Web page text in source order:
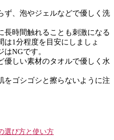
ず、泡やジェルなどで優しく洗
長時間触れることも刺激になる
1分程度を目安にしましょ
NGです。
優しい素材のタオルで優しく水
をゴシゴシと擦らないように注
選び方と使い方